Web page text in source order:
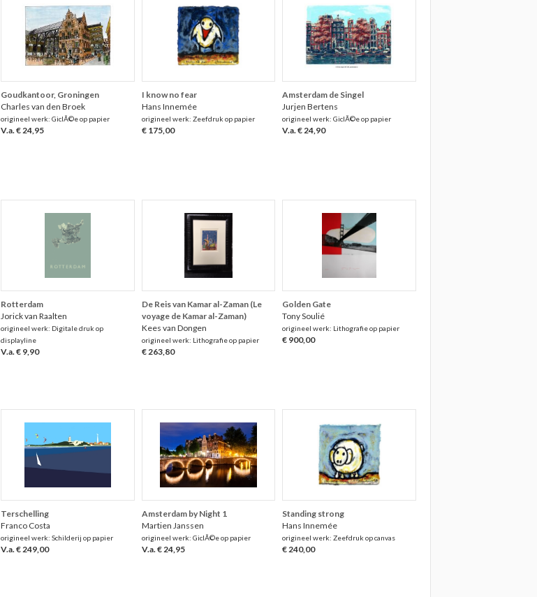
Goudkantoor, Groningen
Charles van den Broek
origineel werk: GiclÃ©e op papier
V.a. € 24,95
I know no fear
Hans Innemée
origineel werk: Zeefdruk op papier
€ 175,00
Amsterdam de Singel
Jurjen Bertens
origineel werk: GiclÃ©e op papier
V.a. € 24,90
Rotterdam
Jorick van Raalten
origineel werk: Digitale druk op
displayline
V.a. € 9,90
De Reis van Kamar al-Zaman (Le
voyage de Kamar al-Zaman)
Kees van Dongen
origineel werk: Lithografie op papier
€ 263,80
Golden Gate
Tony Soulié
origineel werk: Lithografie op papier
€ 900,00
Terschelling
Franco Costa
origineel werk: Schilderij op papier
V.a. € 249,00
Amsterdam by Night 1
Martien Janssen
origineel werk: GiclÃ©e op papier
V.a. € 24,95
Standing strong
Hans Innemée
origineel werk: Zeefdruk op canvas
€ 240,00